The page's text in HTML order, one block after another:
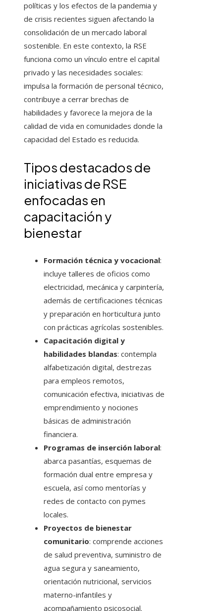
políticas y los efectos de la pandemia y
de crisis recientes siguen afectando la
consolidación de un mercado laboral
sostenible. En este contexto, la RSE
funciona como un vínculo entre el capital
privado y las necesidades sociales:
impulsa la formación de personal técnico,
contribuye a cerrar brechas de
habilidades y favorece la mejora de la
calidad de vida en comunidades donde la
capacidad del Estado es reducida.
Tipos destacados de
iniciativas de RSE
enfocadas en
capacitación y
bienestar
Formación técnica y vocacional:
incluye talleres de oficios como
electricidad, mecánica y carpintería,
además de certificaciones técnicas
y preparación en horticultura junto
con prácticas agrícolas sostenibles.
Capacitación digital y
habilidades blandas: contempla
alfabetización digital, destrezas
para empleos remotos,
comunicación efectiva, iniciativas de
emprendimiento y nociones
básicas de administración
financiera.
Programas de inserción laboral:
abarca pasantías, esquemas de
formación dual entre empresa y
escuela, así como mentorías y
redes de contacto con pymes
locales.
Proyectos de bienestar
comunitario: comprende acciones
de salud preventiva, suministro de
agua segura y saneamiento,
orientación nutricional, servicios
materno-infantiles y
acompañamiento psicosocial.